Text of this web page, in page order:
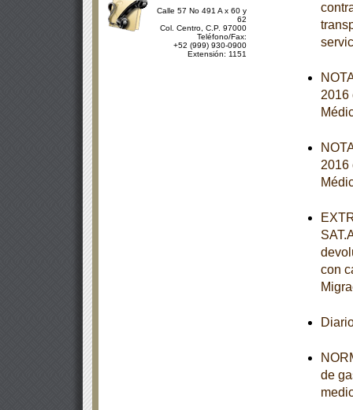
Calle 57 No 491 A x 60 y
62
Col. Centro, C.P. 97000
Teléfono/Fax:
+52 (999) 930-0900
Extensión: 1151
2016
2016
con
de